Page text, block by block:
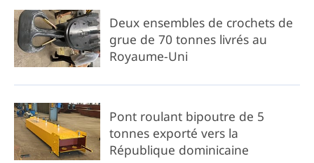
Deux ensembles de crochets de
grue de 70 tonnes livrés au
Royaume-Uni
Pont roulant bipoutre de 5
tonnes exporté vers la
République dominicaine